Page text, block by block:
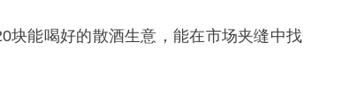
块能喝好的散酒生意，能在市场夹缝中找